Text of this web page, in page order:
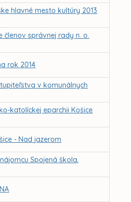
hlavné mesto kultúry 2013
členov správnej rady n. o.
rok 2014
v komunálnych
katolíckej eparchii Košice
- Nad jazerom
Spojená škola,